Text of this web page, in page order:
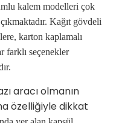
kalem modelleri çok
Kağıt gövdeli
karton kaplamalı
farklı seçenekler
aracı olmanın
özelliğiyle dikkat